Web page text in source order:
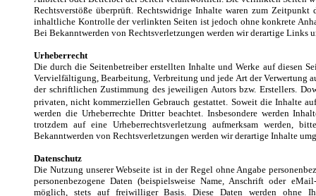
Rechtsverstöße überprüft. Rechtswidrige Inhalte waren zum
inhaltliche Kontrolle der verlinkten Seiten ist jedoch ohne konkrete
Bei Bekanntwerden von Rechtsverletzungen werden wir derartige Links
Urheberrecht
Die durch die Seitenbetreiber erstellten Inhalte und Werke auf diesen
Vervielfältigung, Bearbeitung, Verbreitung und jede Art der Verwertung
der schriftlichen Zustimmung des jeweiligen Autors bzw. Erstellers.
privaten, nicht kommerziellen Gebrauch gestattet. Soweit die Inhalte
werden die Urheberrechte Dritter beachtet. Insbesondere werden
trotzdem auf eine Urheberrechtsverletzung aufmerksam werden,
Bekanntwerden von Rechtsverletzungen werden wir derartige Inhalte
Datenschutz
Die Nutzung unserer Webseite ist in der Regel ohne Angabe
personenbezogene Daten (beispielsweise Name, Anschrift oder
möglich, stets auf freiwilliger Basis. Diese Daten werden ohne